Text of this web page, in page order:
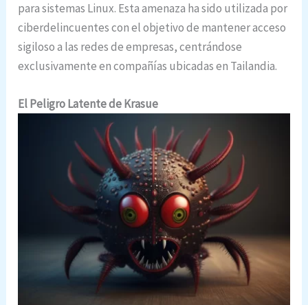
para sistemas Linux. Esta amenaza ha sido utilizada por
ciberdelincuentes con el objetivo de mantener acceso
sigiloso a las redes de empresas, centrándose
exclusivamente en compañías ubicadas en Tailandia.
El Peligro Latente de Krasue